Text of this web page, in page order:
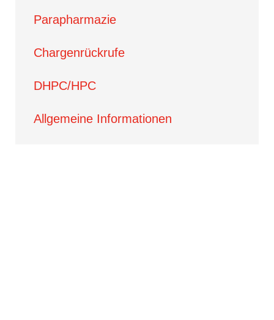
Parapharmazie
Chargenrückrufe
DHPC/HPC
Allgemeine Informationen